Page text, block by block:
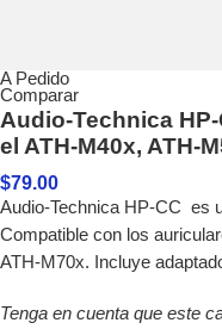
A Pedido
Comparar
Audio-Technica
el ATH-M40x, ATH-
$79.00
Audio-Technica HP-CC es
Compatible con los
ATH-M70x. Incluye
Tenga en cuenta que este